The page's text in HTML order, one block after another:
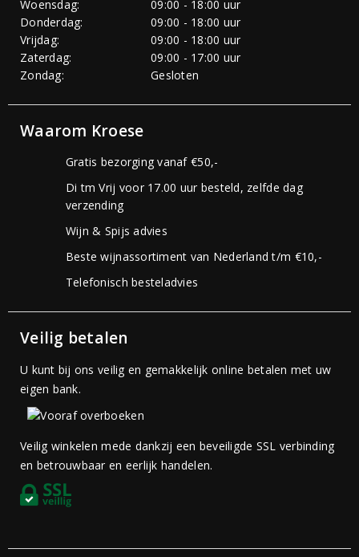
Woensdag:
09:00 - 18:00 uur
Donderdag:
09:00 - 18:00 uur
Vrijdag:
09:00 - 18:00 uur
Zaterdag:
09:00 - 17:00 uur
Zondag:
Gesloten
Waarom Kroese
Gratis bezorging vanaf €50,-
Di tm Vrij voor 17.00 uur besteld, zelfde dag
verzending
Wijn & Spijs advies
Beste wijnassortiment van Nederland t/m €10,-
Telefonisch besteladvies
Veilig betalen
U kunt bij ons veilig en gemakkelijk online betalen met uw
eigen bank.
Veilig winkelen mede dankzij een beveiligde SSL verbinding
en betrouwbaar en eerlijk handelen.